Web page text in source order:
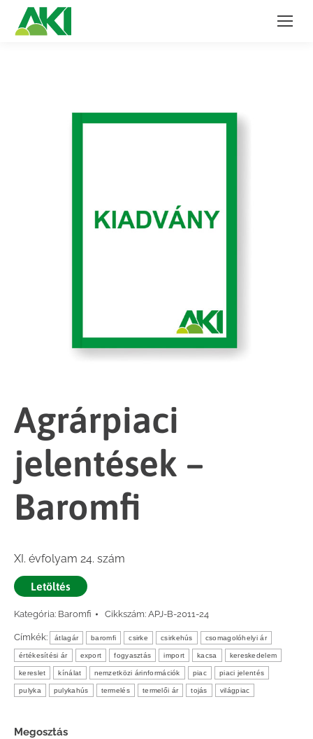
Agrárpiaci
jelentések –
Baromfi
XI. évfolyam 24. szám
Letöltés
Kategória: Baromfi Cikkszám: APJ-B-2011-24
Címkék: átlagár baromfi csirke csirkehús csomagolóhelyi ár
értékesítési ár export fogyasztás import kacsa kereskedelem
kereslet kínálat nemzetközi árinformációk piac piaci jelentés
pulyka pulykahús termelés termelői ár tojás világpiac
Megosztás